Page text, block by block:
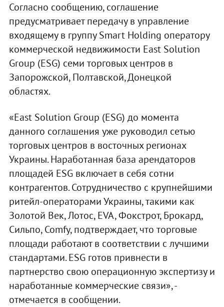
Согласно сообщению, соглашение
предусматривает передачу в управление
входящему в группу Smart Holding оператору
коммерческой недвижимости East Solution
Group (ESG) семи торговых центров в
Запорожской, Полтавской, Донецкой
областях.
«East Solution Group (ESG) до момента
данного соглашения уже руководил сетью
торговых центров в восточных регионах
Украины. Наработанная база арендаторов
площадей ESG включает в себя сотни
контрагентов. Сотрудничество с крупнейшими
ритейл-операторами Украины, такими как
Золотой Век, Лотос, EVA, Фокстрот, Брокард,
Сильпо, Comfy, подтверждает, что торговые
площади работают в соответствии с лучшими
стандартами. ESG готов привнести в
партнерство свою операционную экспертизу и
наработанные коммерческие связи», -
отмечается в сообщении.